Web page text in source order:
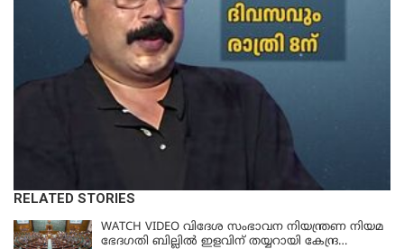
RELATED STORIES
WATCH VIDEO വിദേശ സംഭാവന നിയന്ത്രണ നിയമ
ഭേദഗതി ബില്ലില്‍ ഇളവിന് തയ്യറായി കേന്ദ്ര